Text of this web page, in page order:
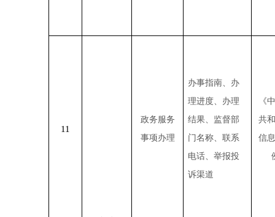
11
政务服务
事项办理
办事指南、办
理进度、办理
结果、监督部
门名称、联系
电话、举报投
诉渠道
《
共
信